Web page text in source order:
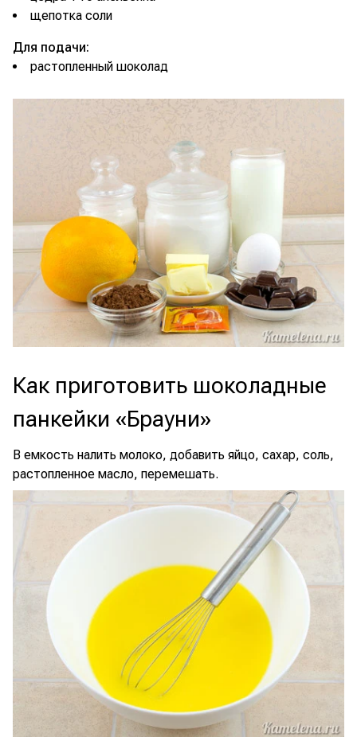
щепотка соли
Для подачи:
растопленный шоколад
Как приготовить шоколадные
панкейки «Брауни»
В емкость налить молоко, добавить яйцо, сахар, соль,
растопленное масло, перемешать.